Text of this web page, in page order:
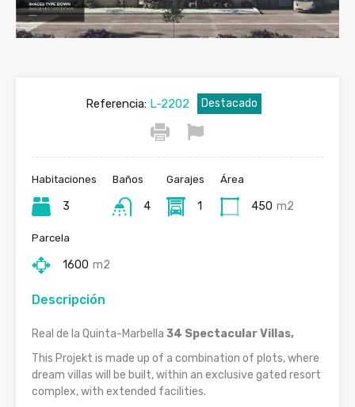
Referencia: L-2202 Destacado
Habitaciones
3
Baños
4
Garajes
1
Área
450 m2
Parcela
1600 m2
Descripción
Real de la Quinta-Marbella 34 Spectacular Villas,
This Projekt is made up of a combination of plots, where
dream villas will be built, within an exclusive gated resort
complex, with extended facilities.